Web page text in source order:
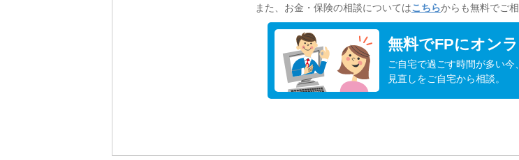
また、お金・保険の相談についてはこちらからも無料でご
無料でFPにオン
ご自宅で過ごす時間が多い
見直しをご自宅から相談。